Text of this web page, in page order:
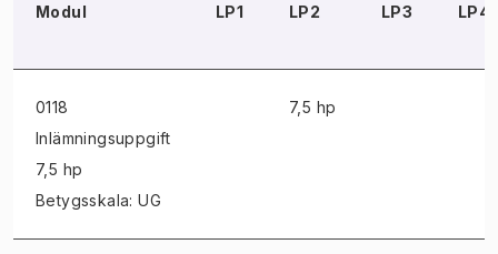
Modul LP1 LP2 LP3 LP4
0118
Inlämningsuppgift
7,5 hp
Betygsskala: UG
7,5 hp